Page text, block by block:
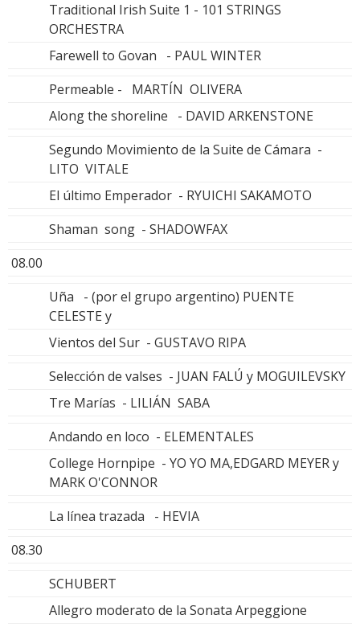
Traditional Irish Suite 1 - 101 STRINGS
ORCHESTRA
Farewell to Govan - PAUL WINTER
Permeable - MARTÍN OLIVERA
Along the shoreline - DAVID ARKENSTONE
Segundo Movimiento de la Suite de Cámara -
LITO VITALE
El último Emperador - RYUICHI SAKAMOTO
Shaman song - SHADOWFAX
08.00
Uña - (por el grupo argentino) PUENTE
CELESTE y
Vientos del Sur - GUSTAVO RIPA
Selección de valses - JUAN FALÚ y MOGUILEVSKY
Tre Marías - LILIÁN SABA
Andando en loco - ELEMENTALES
College Hornpipe - YO YO MA,EDGARD MEYER y
MARK O'CONNOR
La línea trazada - HEVIA
08.30
SCHUBERT
Allegro moderato de la Sonata Arpeggione